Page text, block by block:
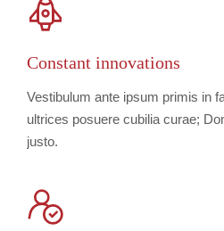
Constant innovations
Vestibulum ante ipsum primis in
ultrices posuere cubilia curae;
justo.